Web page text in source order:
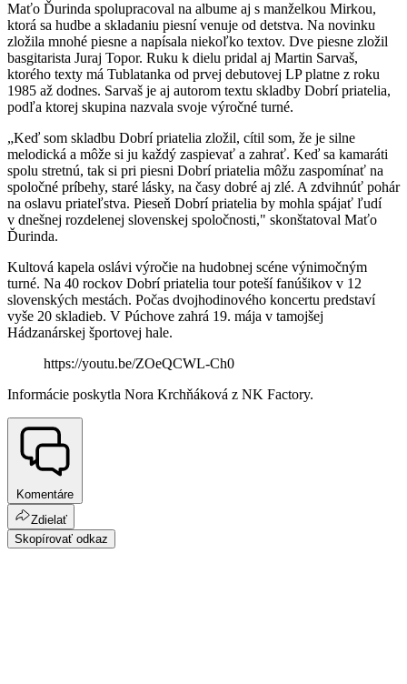
Maťo Ďurinda spolupracoval na albume aj s manželkou Mirkou,
ktorá sa hudbe a skladaniu piesní venuje od detstva. Na novinku
zložila mnohé piesne a napísala niekoľko textov. Dve piesne zložil
basgitarista Juraj Topor. Ruku k dielu pridal aj Martin Sarvaš,
ktorého texty má Tublatanka od prvej debutovej LP platne z roku
1985 až dodnes. Sarvaš je aj autorom textu skladby Dobrí priatelia,
podľa ktorej skupina nazvala svoje výročné turné.
„Keď som skladbu Dobrí priatelia zložil, cítil som, že je silne
melodická a môže si ju každý zaspievať a zahrať. Keď sa kamaráti
spolu stretnú, tak si pri piesni Dobrí priatelia môžu zaspomínať na
spoločné príbehy, staré lásky, na časy dobré aj zlé. A zdvihnúť pohár
na oslavu priateľstva. Pieseň Dobrí priatelia by mohla spájať ľudí
v dnešnej rozdelenej slovenskej spoločnosti," skonštatoval Maťo
Ďurinda.
Kultová kapela oslávi výročie na hudobnej scéne výnimočným
turné. Na 40 rockov Dobrí priatelia tour poteší fanúšikov v 12
slovenských mestách. Počas dvojhodinového koncertu predstaví
vyše 20 skladieb. V Púchove zahrá 19. mája v tamojšej
Hádzanárskej športovej hale.
https://youtu.be/ZOeQCWL-Ch0
Informácie poskytla Nora Krchňáková z NK Factory.
Komentáre
Zdielať
Skopírovať odkaz